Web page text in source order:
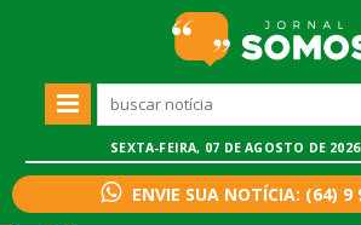
SEXTA-FEIRA, 07 DE AGOSTO DE 2026
ENVIE SUA NOTÍCIA: (64) 9